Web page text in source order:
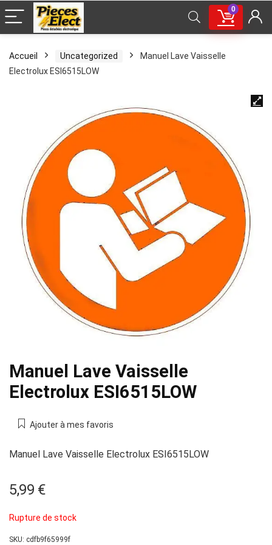
0
Accueil Uncategorized
Manuel Lave Vaisselle
Electrolux ESI6515LOW
Manuel Lave Vaisselle
Electrolux ESI6515LOW
Ajouter à mes favoris
Manuel Lave Vaisselle Electrolux ESI6515LOW
5,99 €
Rupture de stock
SKU: cdfb9f65999f